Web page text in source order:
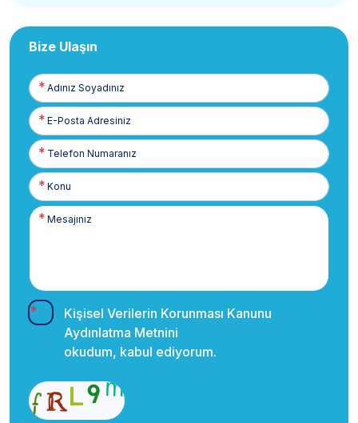
Bize Ulaşın
Adınız
Soyadınız
E-
Posta
Telefon
Numaranız
Kişisel Verilerin Korunması Kanunu
Aydınlatma Metnini
okudum, kabul ediyorum.